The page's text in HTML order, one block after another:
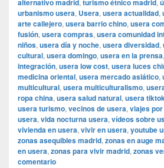
alternativo madrid, turismo étnico madrid,
urbanismo usera, Usera, usera actualidad,
arte callejero, usera barrio chino, usera
fusión, usera compras, usera comunidad
niños, usera día y noche, usera diversidad,
cultural, usera domingo, usera en la prensa,
integración, usera low cost, usera luces
medicina oriental, usera mercado asiático,
multicultural, usera multiculturalismo,
ropa china, usera salud natural, usera
usera turismo, vecinos de usera, viajes
usera, vida nocturna usera, vídeos sobre
vivienda en usera, vivir en usera, youtube
zonas asequibles madrid, zonas en auge
en usera, zonas para vivir madrid, zonas
comentario